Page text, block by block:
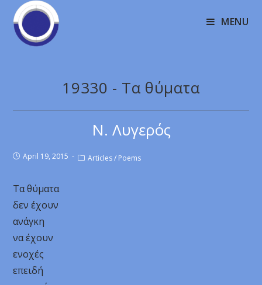
MENU
19330 - Τα θύματα
Ν. Λυγερός
April 19, 2015 Articles / Poems
Τα θύματα
δεν έχουν
ανάγκη
να έχουν
ενοχές
επειδή